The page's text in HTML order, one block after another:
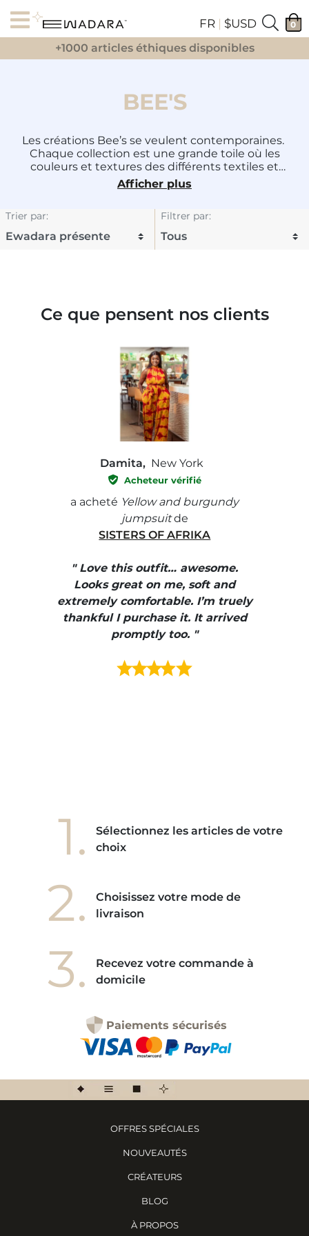
FR | $USD 0
+1000 articles éthiques disponibles
BEE'S
Les créations Bee’s se veulent contemporaines.​ ​
Chaque collection est une grande toile où les
couleurs et textures des différents textiles et
matériaux se rencontrent harmonieusement et
donnent lieu à une infinité de possibilités.​
Afficher plus
Trier par: Filtrer par:
Ce que pensent nos clients
Damita, New York
Acheteur vérifié
a acheté Yellow and burgundy
jumpsuitde
SISTERS OF AFRIKA
" Love this outfit… awesome.
Looks great on me, soft and
extremely comfortable. I’m truely
thankful I purchase it. It arrived
promptly too. "
1.
Sélectionnez les articles de votre
choix
2.
Choisissez votre mode de
livraison
3.
Recevez votre commande à
domicile
Paiements sécurisés
OFFRES SPÉCIALES
NOUVEAUTÉS
CRÉATEURS
BLOG
À PROPOS